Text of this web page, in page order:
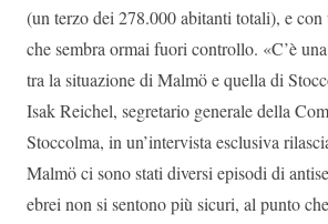
(un terzo dei 278.000 abitanti totali), e
che sembra ormai fuori controllo. «C’è
tra la situazione di Malmö e quella di
Isak Reichel, segretario generale della
Stoccolma, in un’intervista esclusiva
Malmö ci sono stati diversi episodi di
ebrei non si sentono più sicuri, al punto